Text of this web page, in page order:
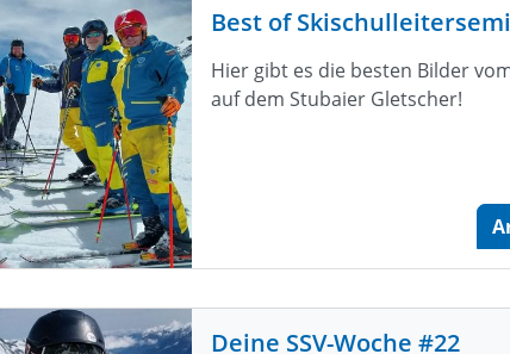
Best of
Hier gibt es die besten Bilder
auf dem Stubaier Gletscher!
Deine SSV-Woche #22